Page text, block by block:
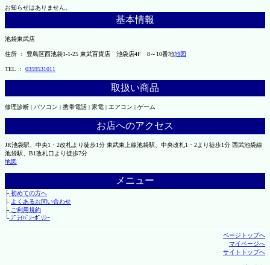
お知らせはありません。
基本情報
池袋東武店
住所 ： 豊島区西池袋1-1-25 東武百貨店 池袋店4F 8～10番地地図
TEL ： 0359531011
取扱い商品
修理診断 | パソコン | 携帯電話 | 家電 | エアコン | ゲーム
お店へのアクセス
JR池袋駅、中央1・2改札より徒歩1分 東武東上線池袋駅、中央改札1・2より徒歩1分 西武池袋線
池袋駅、B1改札口より徒歩7分
地図
メニュー
├初めての方へ
├ よくあるお問い合わせ
├ご利用規約
└ﾌﾟﾗｲﾊﾞｼｰﾎﾟﾘｼｰ
ページトップへ
マイページへ
サイトトップへ